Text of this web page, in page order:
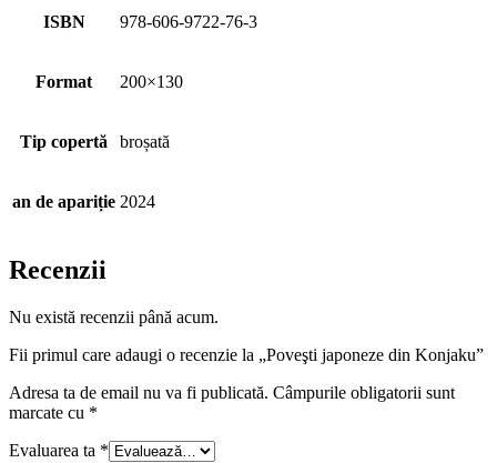
ISBN 978-606-9722-76-3
Format 200×130
Tip copertă broșată
an de apariție 2024
Recenzii
Nu există recenzii până acum.
Fii primul care adaugi o recenzie la „Poveşti japoneze din Konjaku”
Adresa ta de email nu va fi publicată. Câmpurile obligatorii sunt
marcate cu *
Evaluarea ta *